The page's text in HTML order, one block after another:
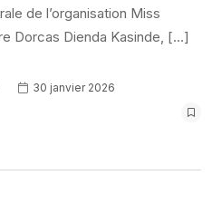
de l’organisation Miss
Dorcas Dienda Kasinde, […]
30 janvier 2026